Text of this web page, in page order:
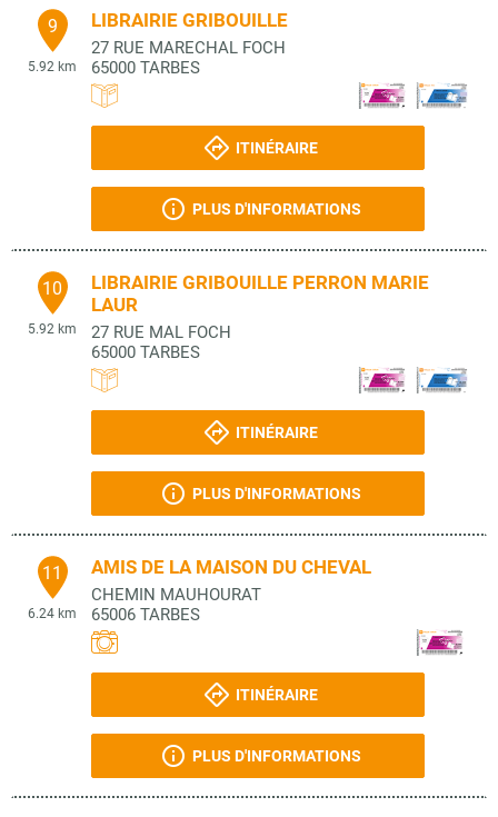
9
5.92 km
LIBRAIRIE GRIBOUILLE
27 RUE MARECHAL FOCH
65000 TARBES
ITINÉRAIRE
PLUS D'INFORMATIONS
10
5.92 km
LIBRAIRIE GRIBOUILLE PERRON MARIE
LAUR
27 RUE MAL FOCH
65000 TARBES
ITINÉRAIRE
PLUS D'INFORMATIONS
11
6.24 km
AMIS DE LA MAISON DU CHEVAL
CHEMIN MAUHOURAT
65006 TARBES
ITINÉRAIRE
PLUS D'INFORMATIONS